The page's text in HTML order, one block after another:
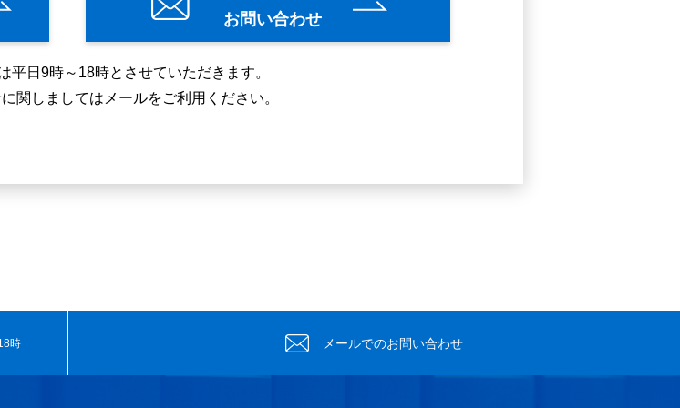
お問い合わせ
平日9時～18時とさせていただきます。
関しましてはメールをご利用ください。
時 メールでのお問い合わせ